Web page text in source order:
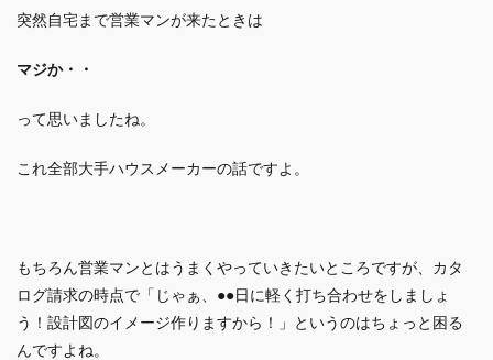
突然自宅まで営業マンが来たときは
マジか・・
って思いましたね。
これ全部大手ハウスメーカーの話ですよ。
もちろん営業マンとはうまくやっていきたいところですが、カタ
ログ請求の時点で「じゃぁ、●●日に軽く打ち合わせをしましょ
う！設計図のイメージ作りますから！」というのはちょっと困る
んですよね。